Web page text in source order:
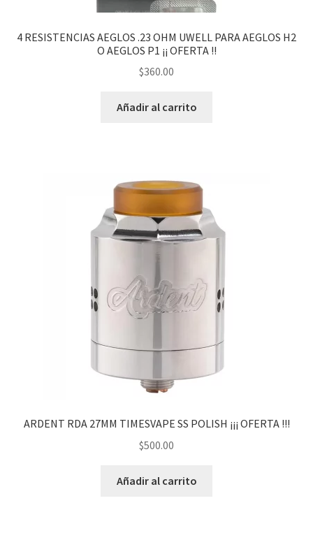
4 RESISTENCIAS AEGLOS .23 OHM UWELL PARA AEGLOS H2
O AEGLOS P1 ¡¡ OFERTA !!
$360.00
Añadir al carrito
ARDENT RDA 27MM TIMESVAPE SS POLISH ¡¡¡ OFERTA !!!
$500.00
Añadir al carrito